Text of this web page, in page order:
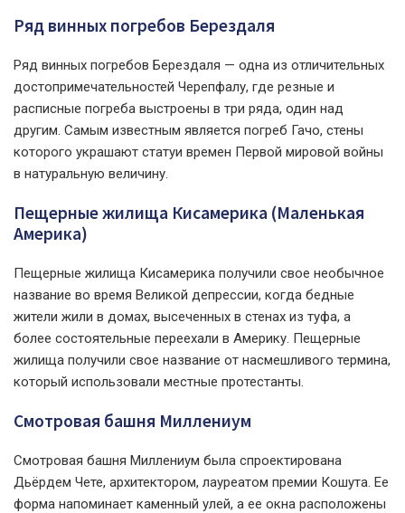
Ряд винных погребов Берездаля
Ряд винных погребов Берездаля — одна из отличительных
достопримечательностей Черепфалу, где резные и
расписные погреба выстроены в три ряда, один над
другим. Самым известным является погреб Гачо, стены
которого украшают статуи времен Первой мировой войны
в натуральную величину.
Пещерные жилища Кисамерика (Маленькая
Америка)
Пещерные жилища Кисамерика получили свое необычное
название во время Великой депрессии, когда бедные
жители жили в домах, высеченных в стенах из туфа, а
более состоятельные переехали в Америку. Пещерные
жилища получили свое название от насмешливого термина,
который использовали местные протестанты.
Смотровая башня Миллениум
Смотровая башня Миллениум была спроектирована
Дьёрдем Чете, архитектором, лауреатом премии Кошута. Ее
форма напоминает каменный улей, а ее окна расположены